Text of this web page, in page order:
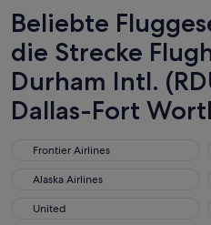
Beliebte
die Strecke
Durham Intl.
Dallas-Fort
Frontier Airlines
Frontier Airlines
Alaska Airlines
Alaska Airlines
United
United